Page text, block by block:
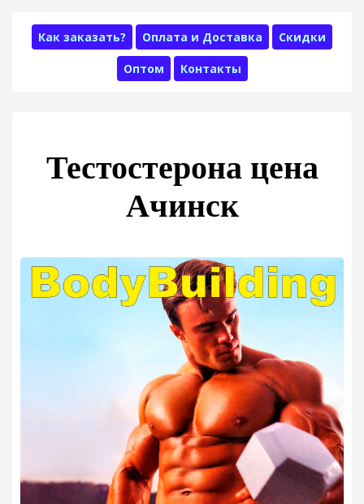
Как заказать? Оплата и Доставка Скидки
Оптом Контакты
Тестостерона цена
Ачинск